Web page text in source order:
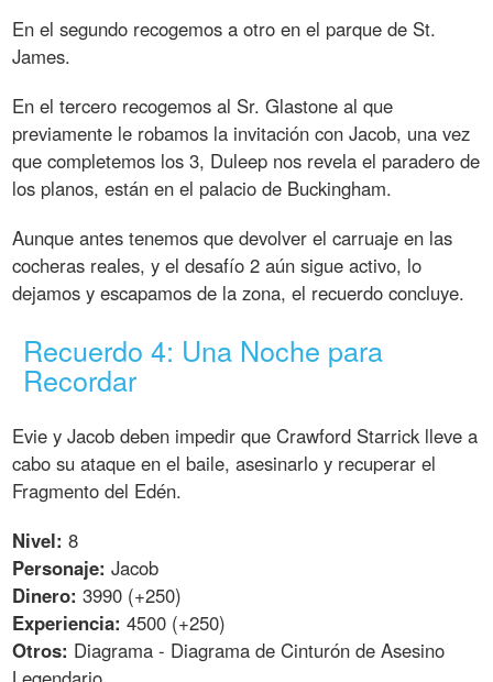
En el segundo recogemos a otro en el parque de St.
James.
En el tercero recogemos al Sr. Glastone al que
previamente le robamos la invitación con Jacob, una vez
que completemos los 3, Duleep nos revela el paradero de
los planos, están en el palacio de Buckingham.
Aunque antes tenemos que devolver el carruaje en las
cocheras reales, y el desafío 2 aún sigue activo, lo
dejamos y escapamos de la zona, el recuerdo concluye.
Recuerdo 4: Una Noche para
Recordar
Evie y Jacob deben impedir que Crawford Starrick lleve a
cabo su ataque en el baile, asesinarlo y recuperar el
Fragmento del Edén.
Nivel: 8
Personaje: Jacob
Dinero: 3990 (+250)
Experiencia: 4500 (+250)
Otros: Diagrama - Diagrama de Cinturón de Asesino